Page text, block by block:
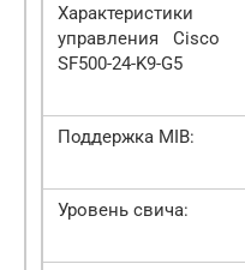
Характеристики
управления Cisco
SF500-24-K9-G5
Поддержка MIB:
Уровень свича: